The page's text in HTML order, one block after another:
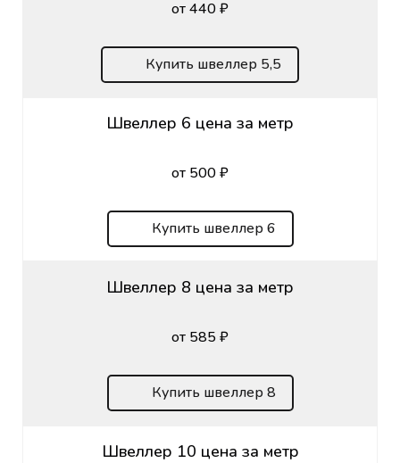
от 440 ₽
Купить швеллер 5,5
Швеллер 6 цена за метр
от 500 ₽
Купить швеллер 6
Швеллер 8 цена за метр
от 585 ₽
Купить швеллер 8
Швеллер 10 цена за метр